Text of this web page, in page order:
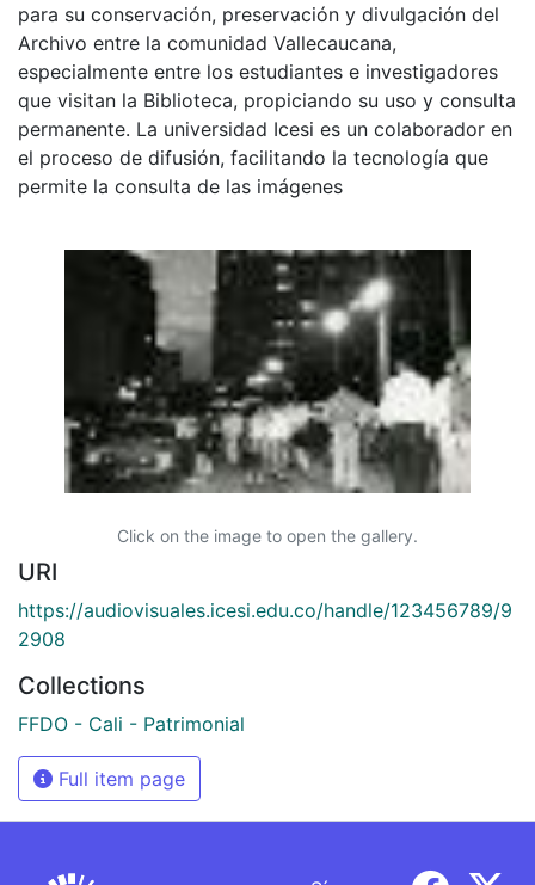
para su conservación, preservación y divulgación del
Archivo entre la comunidad Vallecaucana,
especialmente entre los estudiantes e investigadores
que visitan la Biblioteca, propiciando su uso y consulta
permanente. La universidad Icesi es un colaborador en
el proceso de difusión, facilitando la tecnología que
permite la consulta de las imágenes
Click on the image to open the gallery.
URI
https://audiovisuales.icesi.edu.co/handle/123456789/9
2908
Collections
FFDO - Cali - Patrimonial
Full item page